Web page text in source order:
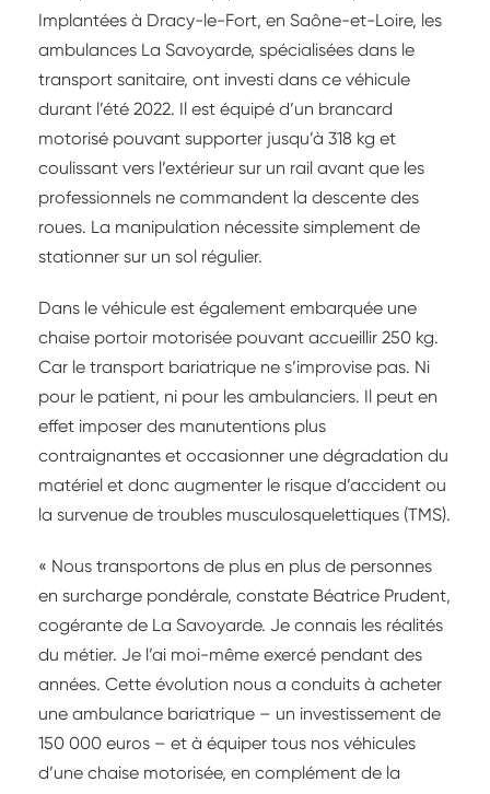
Implantées à Dracy-le-Fort, en Saône-et-Loire, les
ambulances La Savoyarde, spécialisées dans le
transport sanitaire, ont investi dans ce véhicule
durant l’été 2022. Il est équipé d’un brancard
motorisé pouvant supporter jusqu’à 318 kg et
coulissant vers l’extérieur sur un rail avant que les
professionnels ne commandent la descente des
roues. La manipulation nécessite simplement de
stationner sur un sol régulier.
Dans le véhicule est également embarquée une
chaise portoir motorisée pouvant accueillir 250 kg.
Car le transport bariatrique ne s’improvise pas. Ni
pour le patient, ni pour les ambulanciers. Il peut en
effet imposer des manutentions plus
contraignantes et occasionner une dégradation du
matériel et donc augmenter le risque d’accident ou
la survenue de troubles musculosquelettiques (TMS).
« Nous transportons de plus en plus de personnes
en surcharge pondérale, constate Béatrice Prudent,
cogérante de La Savoyarde. Je connais les réalités
du métier. Je l’ai moi-même exercé pendant des
années. Cette évolution nous a conduits à acheter
une ambulance bariatrique – un investissement de
150 000 euros – et à équiper tous nos véhicules
d’une chaise motorisée, en complément de la